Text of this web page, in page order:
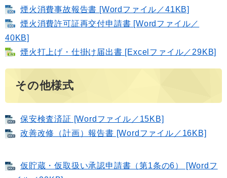
煙火消費事故報告書 [Wordファイル／41KB]
煙火消費許可証再交付申請書 [Wordファイル／
40KB]
煙火打上げ・仕掛け届出書 [Excelファイル／29KB]
その他様式
保安検査済証 [Wordファイル／15KB]
改善改修（計画）報告書 [Wordファイル／16KB]
仮貯蔵・仮取扱い承認申請書（第1条の6） [Wordフ